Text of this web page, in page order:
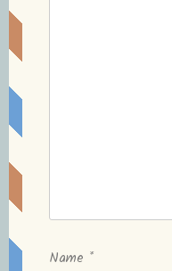
Name *